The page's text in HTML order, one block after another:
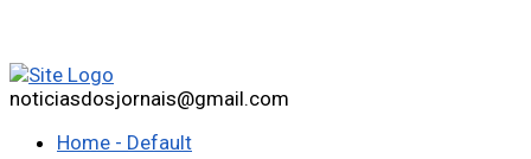
noticiasdosjornais@gmail.com
Home - Default